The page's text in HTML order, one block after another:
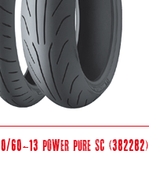
60-13 Power Pure SC (382282)